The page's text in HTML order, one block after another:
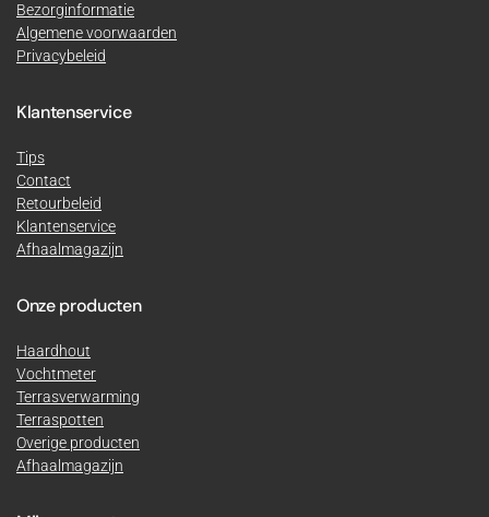
Bezorginformatie
Algemene voorwaarden
Privacybeleid
Klantenservice
Tips
Contact
Retourbeleid
Klantenservice
Afhaalmagazijn
Onze producten
Haardhout
Vochtmeter
Terrasverwarming
Terraspotten
Overige producten
Afhaalmagazijn